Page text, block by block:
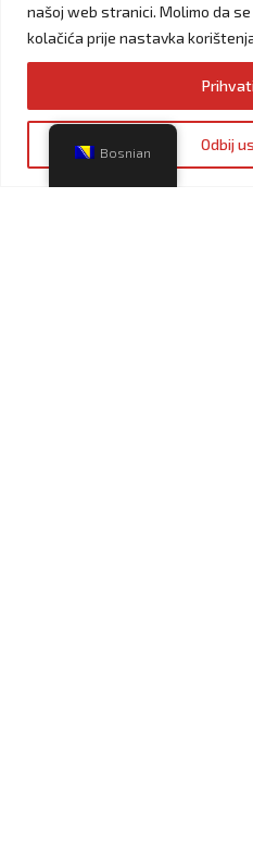
našoj web stranici. Molimo da
kolačića prije nastavka
Odbij
Goriva
Ostalo
DOWNLOAD
Dokumenti
Bosnian